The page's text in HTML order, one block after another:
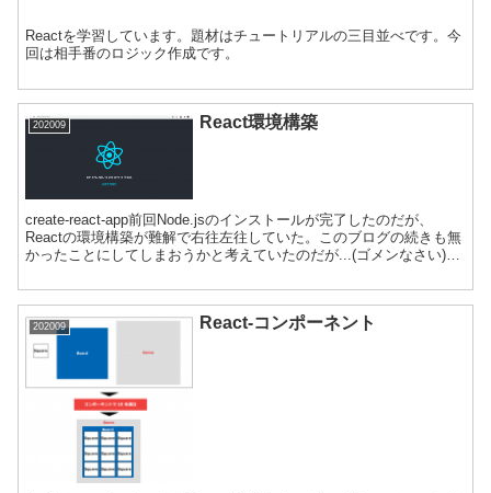
Reactを学習しています。題材はチュートリアルの三目並べです。今
回は相手番のロジック作成です。
202009 React環境構築
create-react-app前回Node.jsのインストールが完了したのだが、
Reactの環境構築が難解で右往左往していた。このブログの続きも無
かったことにしてしまおうかと考えていたのだが...(ゴメンなさい)
202009 React-コンポーネント